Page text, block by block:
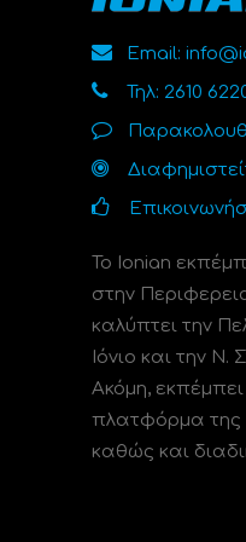
Email:
Τηλ: 2610
Το Ionian
στην
καλύπτει την
Ιόνιο και την
Ακόμη,
πλατφόρμα της
καθώς και